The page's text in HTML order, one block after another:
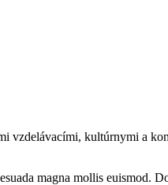
kultúrnymi a
magna mollis